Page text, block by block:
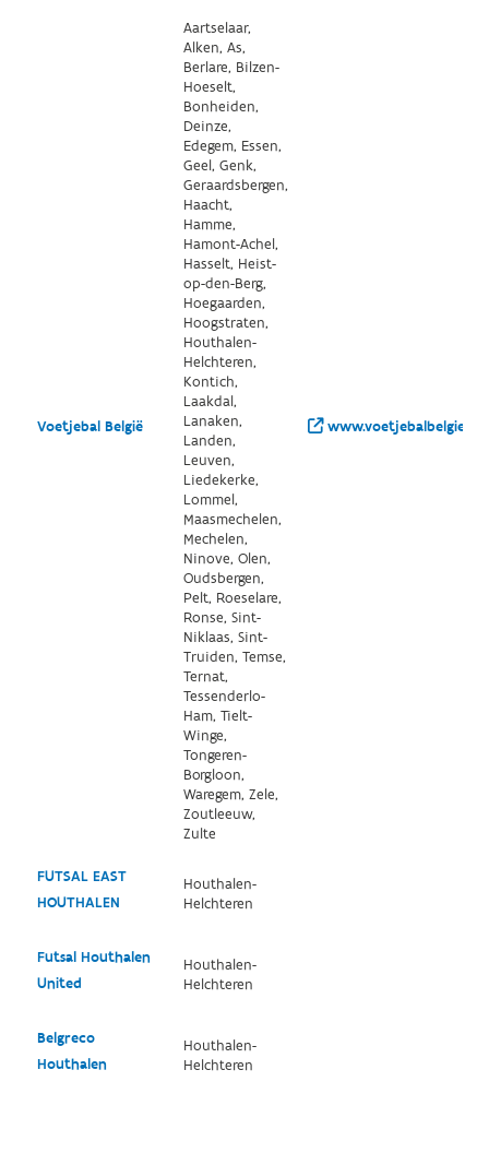
Voetjebal België
Aartselaar,
Alken, As,
Berlare, Bilzen-
Hoeselt,
Bonheiden,
Deinze,
Edegem, Essen,
Geel, Genk,
Geraardsbergen,
Haacht,
Hamme,
Hamont-Achel,
Hasselt, Heist-
op-den-Berg,
Hoegaarden,
Hoogstraten,
Houthalen-
Helchteren,
Kontich,
Laakdal,
Lanaken,
Landen,
Leuven,
Liedekerke,
Lommel,
Maasmechelen,
Mechelen,
Ninove, Olen,
Oudsbergen,
Pelt, Roeselare,
Ronse, Sint-
Niklaas, Sint-
Truiden, Temse,
Ternat,
Tessenderlo-
Ham, Tielt-
Winge,
Tongeren-
Borgloon,
Waregem, Zele,
Zoutleeuw,
Zulte
FUTSAL EAST
HOUTHALEN
Houthalen-
Helchteren
Futsal Houthalen
United
Houthalen-
Helchteren
Belgreco
Houthalen
Houthalen-
Helchteren